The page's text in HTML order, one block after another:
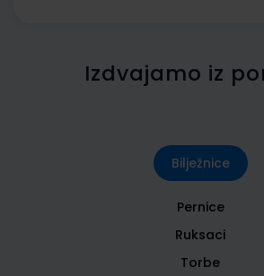
Izdvajamo iz
Bilježnice
Pernice
Ruksaci
Torbe